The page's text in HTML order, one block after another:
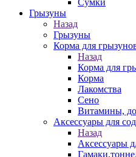
Сумки
Грызуны
Назад
Грызуны
Корма для
Назад
Корма для
Корма
Лакомства
Сено
Витамины,
Аксессуары для
Назад
Аксессуары